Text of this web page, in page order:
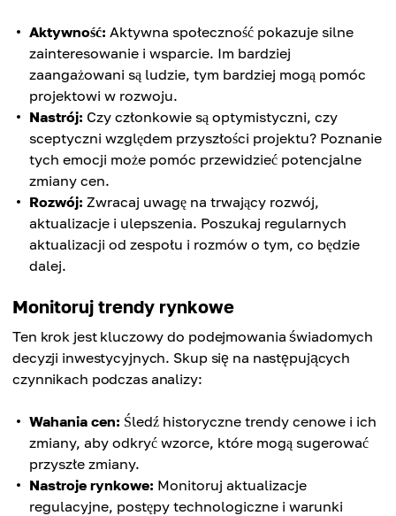
Aktywność: Aktywna społeczność pokazuje silne
zainteresowanie i wsparcie. Im bardziej
zaangażowani są ludzie, tym bardziej mogą pomóc
projektowi w rozwoju.
Nastrój: Czy członkowie są optymistyczni, czy
sceptyczni względem przyszłości projektu? Poznanie
tych emocji może pomóc przewidzieć potencjalne
zmiany cen.
Rozwój: Zwracaj uwagę na trwający rozwój,
aktualizacje i ulepszenia. Poszukaj regularnych
aktualizacji od zespołu i rozmów o tym, co będzie
dalej.
Monitoruj trendy rynkowe
Ten krok jest kluczowy do podejmowania świadomych
decyzji inwestycyjnych. Skup się na następujących
czynnikach podczas analizy:
Wahania cen: Śledź historyczne trendy cenowe i ich
zmiany, aby odkryć wzorce, które mogą sugerować
przyszłe zmiany.
Nastroje rynkowe: Monitoruj aktualizacje
regulacyjne, postępy technologiczne i warunki